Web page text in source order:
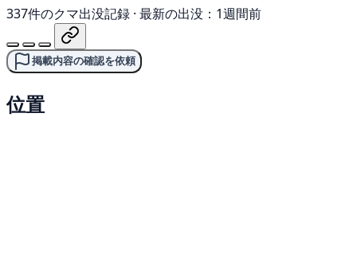
337件のクマ出没記録 · 最新の出没：1週間前
掲載内容の確認を依頼
位置